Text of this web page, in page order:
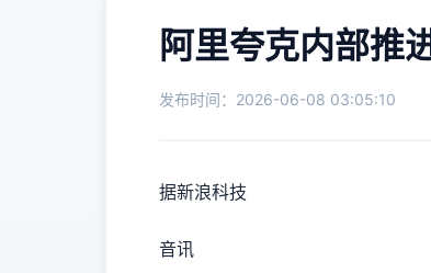
阿里夸克内部推
发布时间：2026-06-08 03:05:10
据新浪科技
音讯